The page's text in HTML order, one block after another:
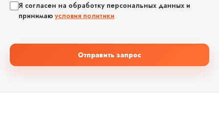
Я согласен на обработку персональных данных и
принимаю условия политики
Отправить запрос